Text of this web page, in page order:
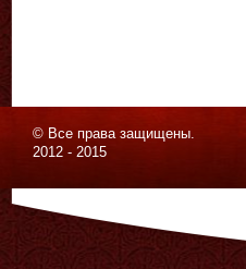
© Все права защищены.
2012 - 2015